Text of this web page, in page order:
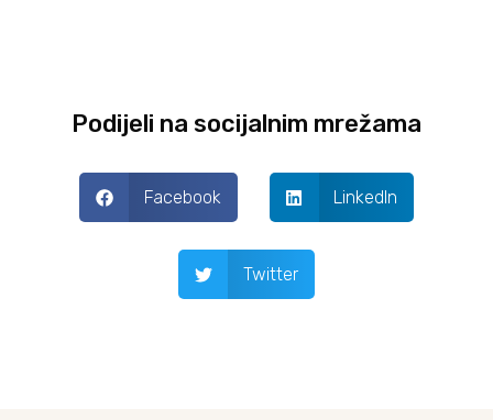
Podijeli na socijalnim mrežama
Facebook LinkedIn
Twitter